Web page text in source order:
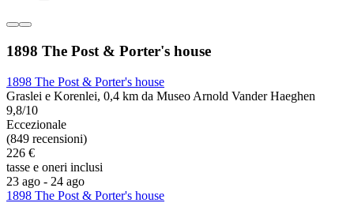
1898 The Post & Porter's house
1898 The Post & Porter's house
Graslei e Korenlei, 0,4 km da Museo Arnold Vander Haeghen
9,8/10
Eccezionale
(849 recensioni)
226 €
tasse e oneri inclusi
23 ago - 24 ago
1898 The Post & Porter's house